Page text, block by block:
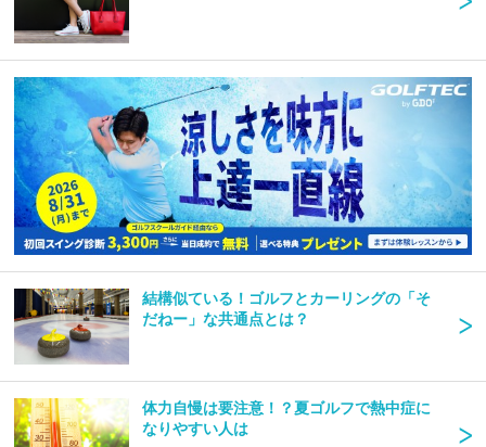
結構似ている！ゴルフとカーリングの「そ
だねー」な共通点とは？
体力自慢は要注意！？夏ゴルフで熱中症に
なりやすい人は